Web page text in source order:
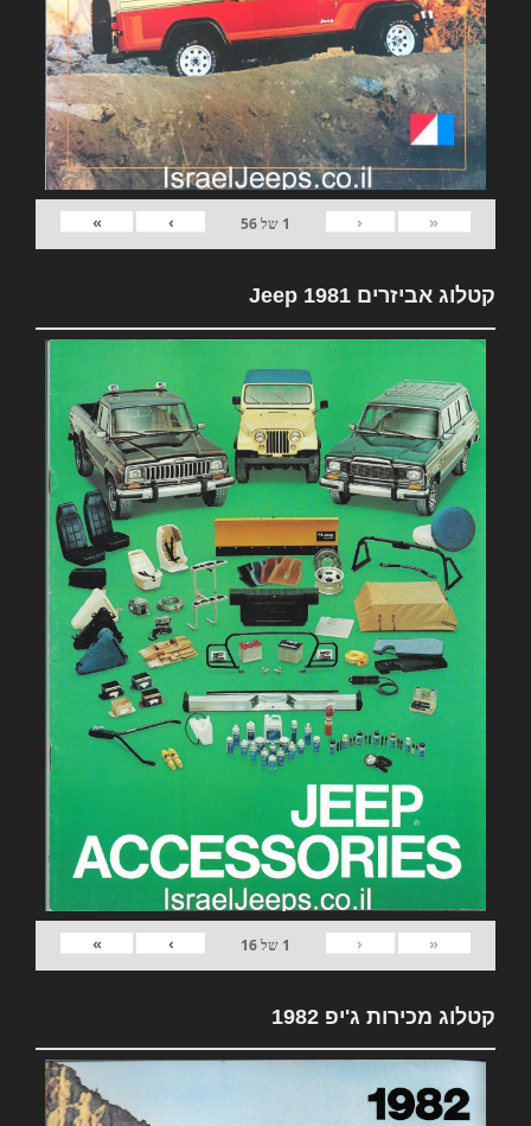
«
‹
1 של56
›
»
קטלוג אביזרים 1981 Jeep
«
‹
1 של16
›
»
קטלוג מכירות ג'יפ 1982